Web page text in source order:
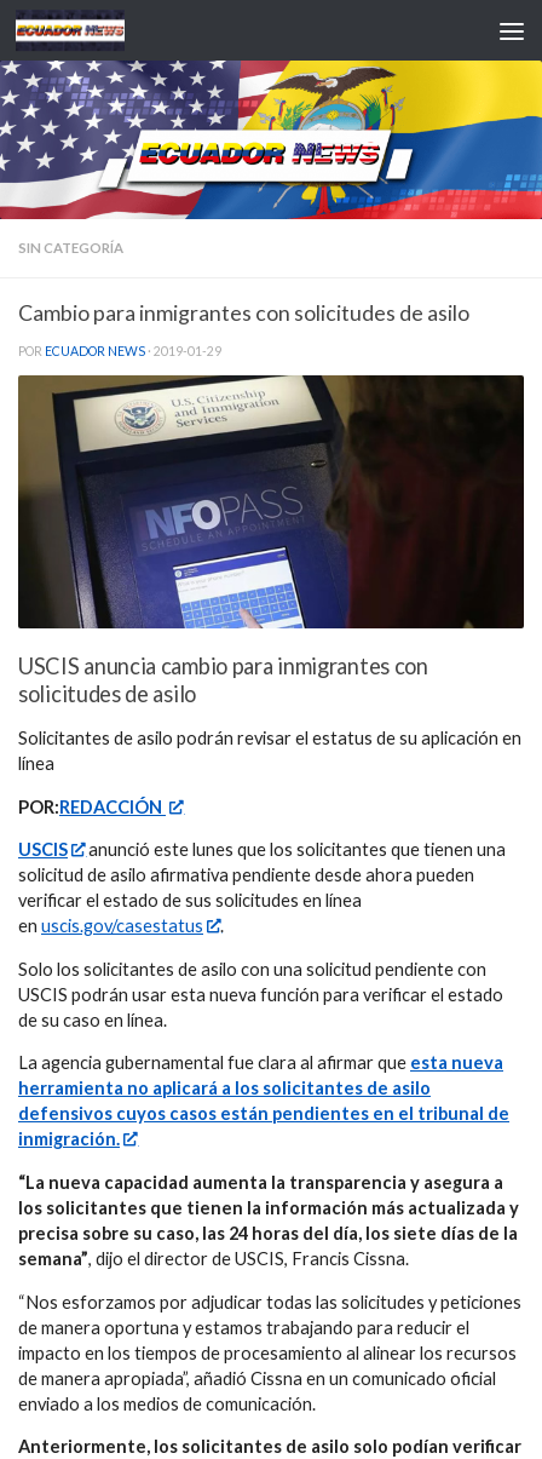
Saltar al contenido
SIN CATEGORÍA
Cambio para inmigrantes con solicitudes de asilo
POR ECUADOR NEWS · 2019-01-29
USCIS anuncia cambio para inmigrantes con
solicitudes de asilo
Solicitantes de asilo podrán revisar el estatus de su aplicación en
línea
POR:REDACCIÓN
USCIS
anunció este lunes que los solicitantes que tienen una
solicitud de asilo afirmativa pendiente desde ahora pueden
verificar el estado de sus solicitudes en línea
en uscis.gov/casestatus .
Solo los solicitantes de asilo con una solicitud pendiente con
USCIS podrán usar esta nueva función para verificar el estado
de su caso en línea.
La agencia gubernamental fue clara al afirmar que esta nueva
herramienta no aplicará a los solicitantes de asilo
defensivos cuyos casos están pendientes en el tribunal de
inmigración.
“La nueva capacidad aumenta la transparencia y asegura a
los solicitantes que tienen la información más actualizada y
precisa sobre su caso, las 24 horas del día, los siete días de la
semana”, dijo el director de USCIS, Francis Cissna.
“Nos esforzamos por adjudicar todas las solicitudes y peticiones
de manera oportuna y estamos trabajando para reducir el
impacto en los tiempos de procesamiento al alinear los recursos
de manera apropiada”, añadió Cissna en un comunicado oficial
enviado a los medios de comunicación.
Anteriormente, los solicitantes de asilo solo podían verificar